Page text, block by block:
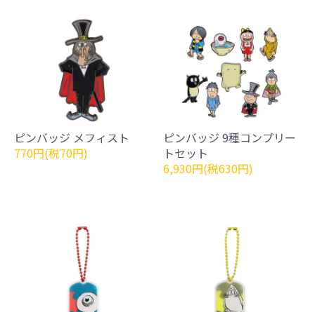
ピンバッジ メフィスト
770円(税70円)
ピンバッジ 9種コンプリー
トセット
6,930円(税630円)